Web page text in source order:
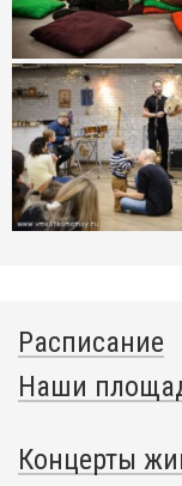
Расписание
Наши
Концерты